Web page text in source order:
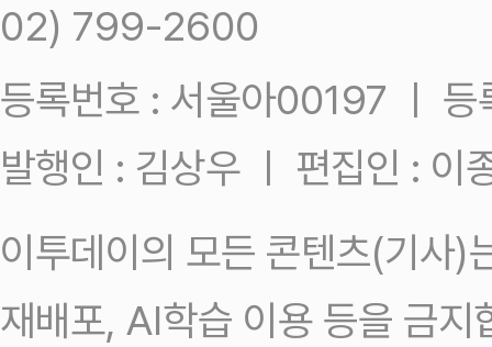
02) 799-2600
등록번호 : 서울아00197 ㅣ
발행인 : 김상우 ㅣ 편집인 : 이
이투데이의 모든 콘텐츠(기사)
재배포, AI학습 이용 등을 금지